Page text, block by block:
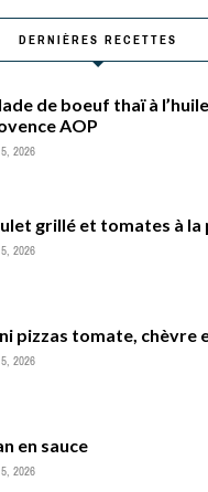
DERNIÈRES RECETTES
de boeuf thaï à
AOP
2026
grillé et tomates à la
2026
pizzas tomate, chèvre
2026
en sauce
2026